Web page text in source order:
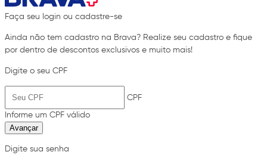
Faça seu login ou cadastre-se
Ainda não tem cadastro na Brava? Realize seu cadastro e fique
por dentro de descontos exclusivos e muito mais!
Digite o seu CPF
CPF
Informe um CPF válido
Avançar
Digite sua senha